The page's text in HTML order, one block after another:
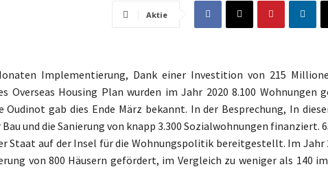
Aktie
Implementierung, Dank einer Investition von 215
Overseas Housing Plan wurden im Jahr 2020 8.100 Wohnungen
Oudinot gab dies Ende März bekannt. In der Besprechung, In
Bau und die Sanierung von knapp 3.300 Sozialwohnungen finanziert.
Staat auf der Insel für die Wohnungspolitik bereitgestellt. Im Jahr
von 800 Häusern gefördert, im Vergleich zu weniger als 140